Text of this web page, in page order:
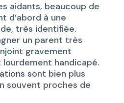
aidants, beaucoup de
d’abord à une
très identifiée.
un parent très
gravement
lourdement handicapé.
sont bien plus
souvent proches de